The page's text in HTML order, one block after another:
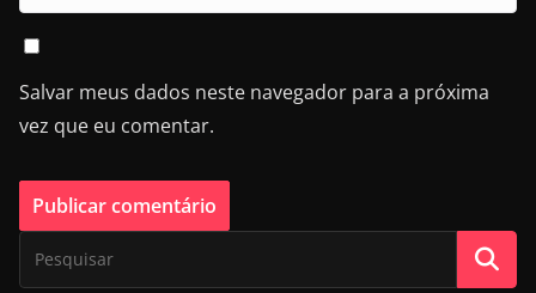
Salvar meus dados neste navegador para a próxima
vez que eu comentar.